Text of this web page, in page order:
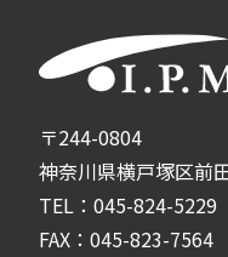
〒244-0804
神奈川県横戸塚区前
TEL：045-824-5229
FAX：045-823-7564